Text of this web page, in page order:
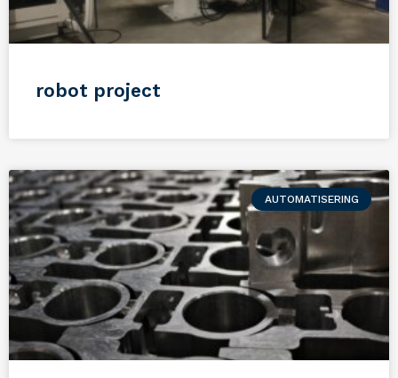
robot project
AUTOMATISERING